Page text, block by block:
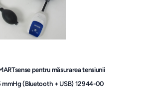
pentru măsurarea tensiunii
mmHg (Bluetooth + USB) 12944-00